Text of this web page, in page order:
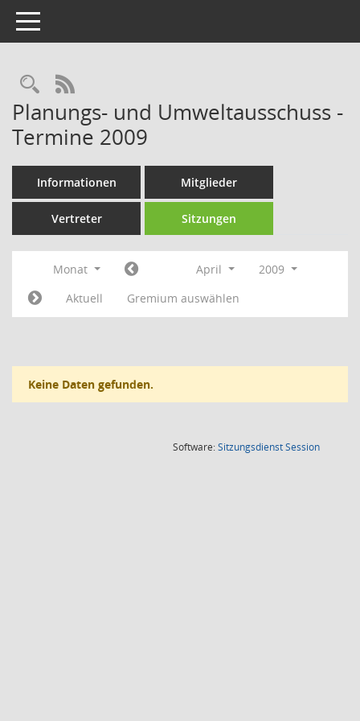
Toggle navigation
Rechercheauswahl
RSS-Feed
Planungs- und Umweltausschuss -
Termine 2009
Informationen Mitglieder
Vertreter Sitzungen
Monat April
2009
Aktuell
Gremium auswählen
Keine Daten gefunden.
Software:SitzungsdienstSession(Wird in